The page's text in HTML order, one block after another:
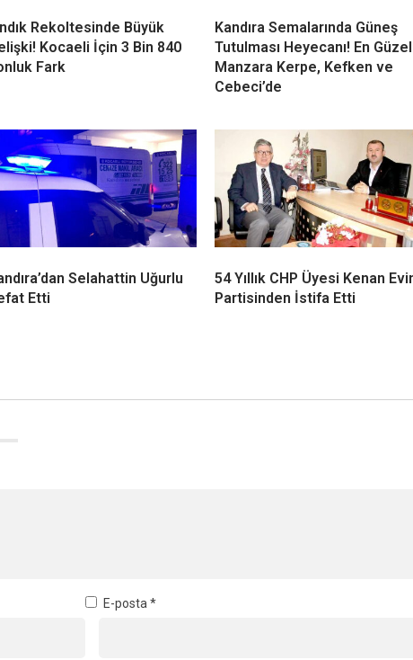
Selahattin Uğurlu
Etti
54 Yıllık CHP Üyesi Kenan Evin
Partisinden İstifa Etti
Kocaeli İçin 3 Bin 840 Tonluk Fark